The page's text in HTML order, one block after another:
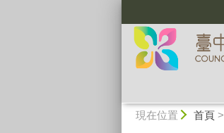
現在位置 首頁>